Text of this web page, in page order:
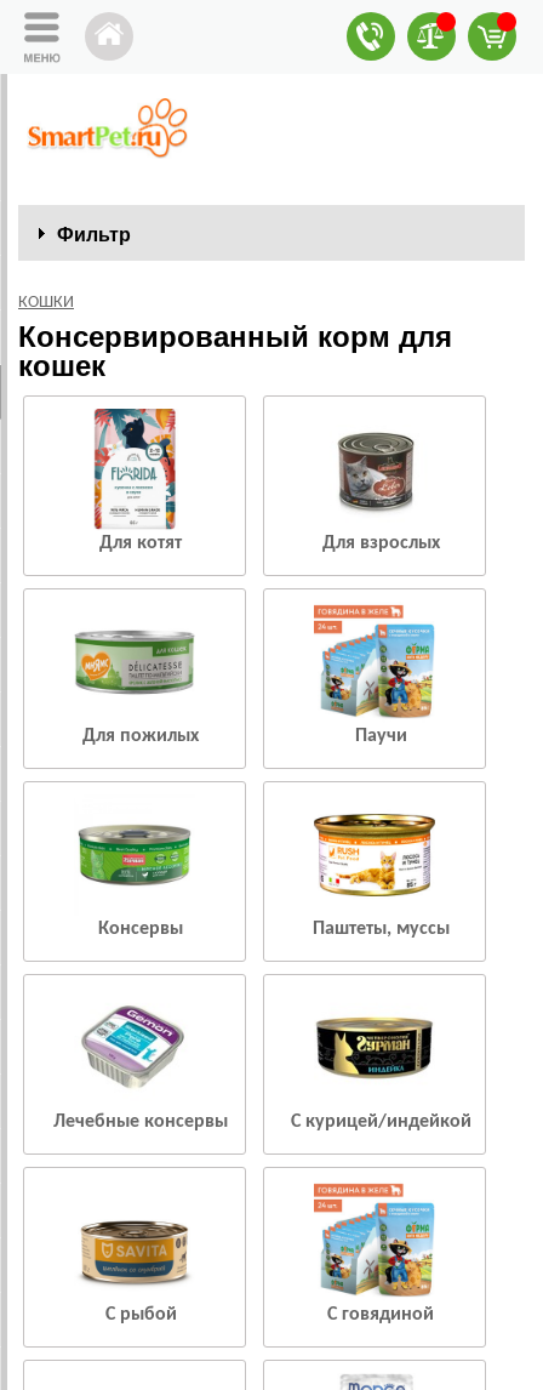
Фильтр
КОШКИ
Консервированный корм для
кошек
Для котят Для взрослых
Для пожилых Паучи
Консервы Паштеты, муссы
Лечебные консервы С курицей/индейкой
С рыбой С говядиной